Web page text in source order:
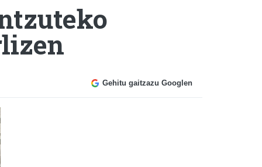
Gehitu gaitzazu Googlen